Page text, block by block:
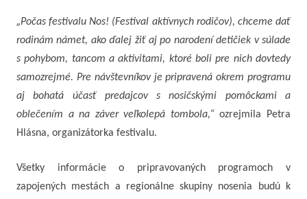
„Počas festivalu Nos! (Festival aktívnych rodičov), chceme dať
rodinám námet, ako ďalej žiť aj po narodení detičiek v súlade
s pohybom, tancom a aktivitami, ktoré boli pre nich dovtedy
samozrejmé. Pre návštevníkov je pripravená okrem programu
aj bohatá účasť predajcov s nosičskými pomôckami a
oblečením a na záver veľkolepá tombola,“ ozrejmila Petra
Hlásna, organizátorka festivalu.
Všetky informácie o pripravovaných programoch v
zapojených mestách a regionálne skupiny nosenia budú k